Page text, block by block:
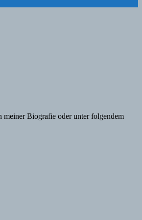
Biografie oder unter folgendem